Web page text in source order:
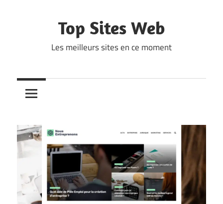
Top Sites Web
Les meilleurs sites en ce moment